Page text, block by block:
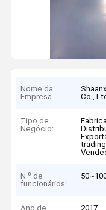
Nome da
Empresa
Co.,
Tipo de
Negócio:
N º de
funcionários:
Ano de
2017